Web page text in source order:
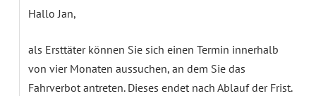
Hallo Jan,
als Ersttäter können Sie sich einen Termin innerhalb
von vier Monaten aussuchen, an dem Sie das
Fahrverbot antreten. Dieses endet nach Ablauf der Frist.